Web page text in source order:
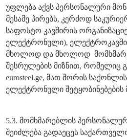
უფლება აქვს პერსონალური
მესამე პირებს, კერძოდ
საფოსტო კავშირის
ელექტრონული),
მხოლოდ და მხოლოდ
შესრულების მიზნით, რომელიც
eurosteel.ge, მათ შორის
ელექტრონული შეტყობინებების
5.3. მომხმარებლის
შეიძლება გადაეცეს